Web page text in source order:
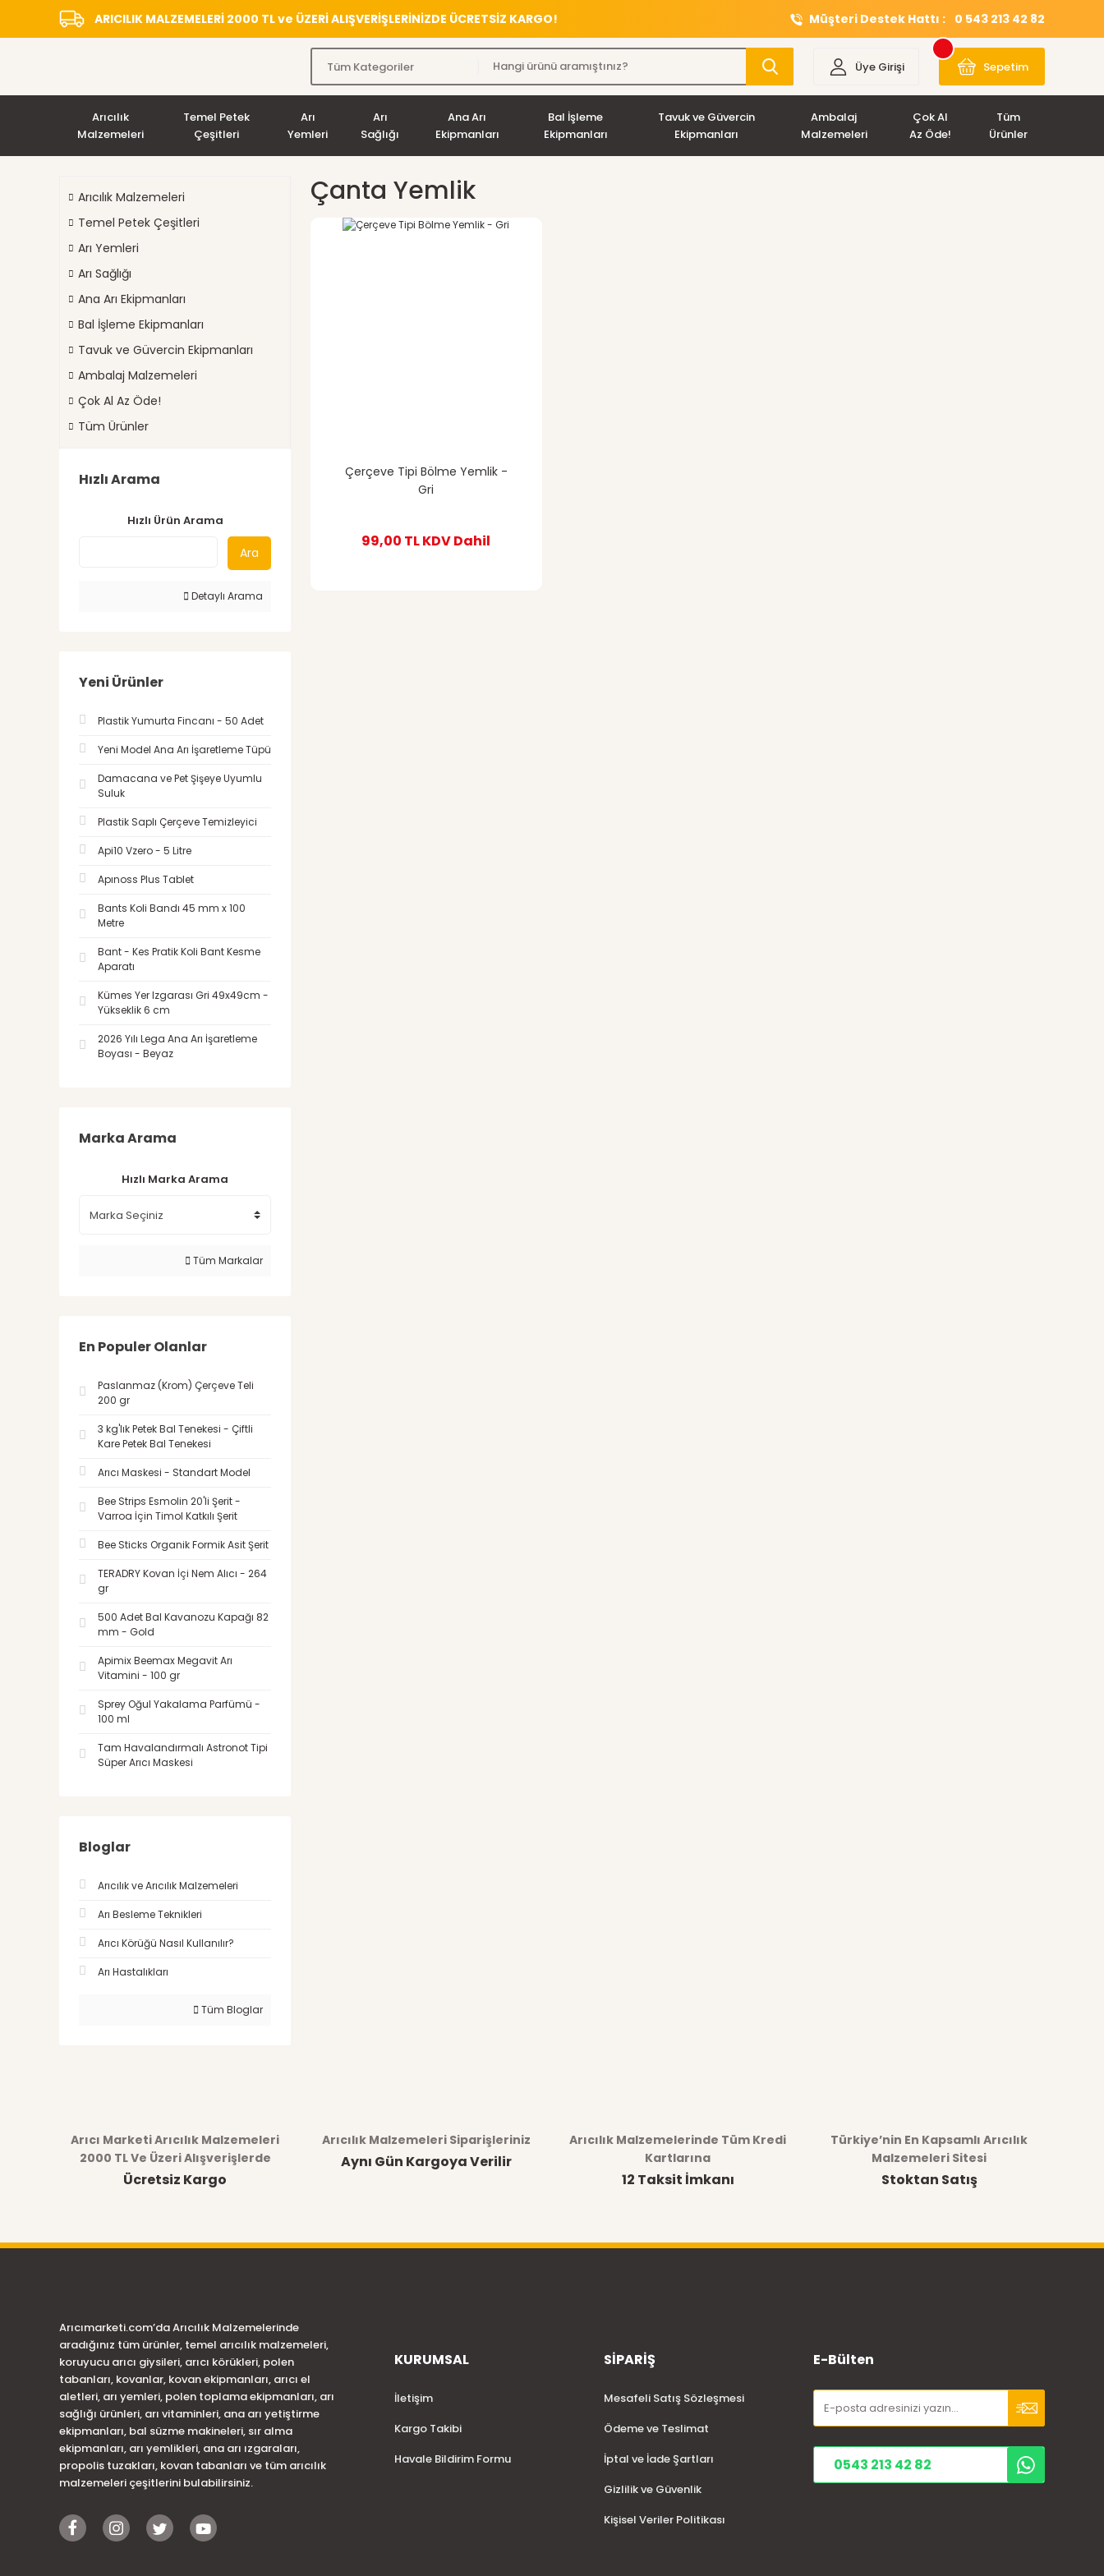
ARICILIK MALZEMELERİ 2000 TL ve ÜZERİ ALIŞVERİŞLERİNİZDE ÜCRETSİZ KARGO! Müşteri Destek Hattı : 0 543 213 42 82
Üye Girişi Sepetim
Arıcılık
Malzemeleri
Temel Petek
Çeşitleri
Arı
Yemleri
Arı
Sağlığı
Ana Arı
Ekipmanları
Bal İşleme
Ekipmanları
Tavuk ve Güvercin
Ekipmanları
Ambalaj
Malzemeleri
Çok Al
Az Öde!
Tüm
Ürünler
Arıcılık Malzemeleri
Temel Petek Çeşitleri
Arı Yemleri
Arı Sağlığı
Ana Arı Ekipmanları
Bal İşleme Ekipmanları
Tavuk ve Güvercin Ekipmanları
Ambalaj Malzemeleri
Çok Al Az Öde!
Tüm Ürünler
Hızlı Arama
Hızlı Ürün Arama
Ara
Detaylı Arama
Yeni Ürünler
Plastik Yumurta Fincanı - 50 Adet
Yeni Model Ana Arı İşaretleme Tüpü
Damacana ve Pet Şişeye Uyumlu
Suluk
Plastik Saplı Çerçeve Temizleyici
Api10 Vzero - 5 Litre
Apınoss Plus Tablet
Bants Koli Bandı 45 mm x 100
Metre
Bant - Kes Pratik Koli Bant Kesme
Aparatı
Kümes Yer Izgarası Gri 49x49cm -
Yükseklik 6 cm
2026 Yılı Lega Ana Arı İşaretleme
Boyası - Beyaz
Marka Arama
Hızlı Marka Arama
Tüm Markalar
En Populer Olanlar
Paslanmaz (Krom) Çerçeve Teli
200 gr
3 kg'lık Petek Bal Tenekesi - Çiftli
Kare Petek Bal Tenekesi
Arıcı Maskesi - Standart Model
Bee Strips Esmolin 20'li Şerit -
Varroa İçin Timol Katkılı Şerit
Bee Sticks Organik Formik Asit Şerit
TERADRY Kovan İçi Nem Alıcı - 264
gr
500 Adet Bal Kavanozu Kapağı 82
mm - Gold
Apimix Beemax Megavit Arı
Vitamini - 100 gr
Sprey Oğul Yakalama Parfümü -
100 ml
Tam Havalandırmalı Astronot Tipi
Süper Arıcı Maskesi
Bloglar
Arıcılık ve Arıcılık Malzemeleri
Arı Besleme Teknikleri
Arıcı Körüğü Nasıl Kullanılır?
Arı Hastalıkları
Tüm Bloglar
Çanta Yemlik
Çerçeve Tipi Bölme Yemlik -
Gri
99,00 TLKDV Dahil
Arıcı Marketi Arıcılık Malzemeleri
2000 TL Ve Üzeri Alışverişlerde
Ücretsiz Kargo
Arıcılık Malzemeleri Siparişleriniz
Aynı Gün Kargoya Verilir
Arıcılık Malzemelerinde Tüm Kredi
Kartlarına
12 Taksit İmkanı
Türkiye’nin En Kapsamlı Arıcılık
Malzemeleri Sitesi
Stoktan Satış
Arıcımarketi.com’da Arıcılık Malzemelerinde
aradığınız tüm ürünler, temel arıcılık malzemeleri,
koruyucu arıcı giysileri, arıcı körükleri, polen
tabanları, kovanlar, kovan ekipmanları, arıcı el
aletleri, arı yemleri, polen toplama ekipmanları, arı
sağlığı ürünleri, arı vitaminleri, ana arı yetiştirme
ekipmanları, bal süzme makineleri, sır alma
ekipmanları, arı yemlikleri, ana arı ızgaraları,
propolis tuzakları, kovan tabanları ve tüm arıcılık
malzemeleri çeşitlerini bulabilirsiniz.
KURUMSAL
İletişim
Kargo Takibi
Havale Bildirim Formu
SİPARİŞ
Mesafeli Satış Sözleşmesi
Ödeme ve Teslimat
İptal ve İade Şartları
Gizlilik ve Güvenlik
Kişisel Veriler Politikası
E-Bülten
0543 213 42 82